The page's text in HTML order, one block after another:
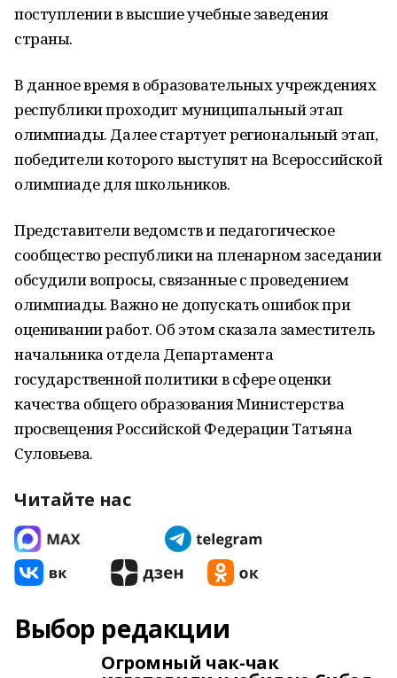
поступлении в высшие учебные заведения
страны.
В данное время в образовательных учреждениях
республики проходит муниципальный этап
олимпиады. Далее стартует региональный этап,
победители которого выступят на Всероссийской
олимпиаде для школьников.
Представители ведомств и педагогическое
сообщество республики на пленарном заседании
обсудили вопросы, связанные с проведением
олимпиады. Важно не допускать ошибок при
оценивании работ. Об этом сказала заместитель
начальника отдела Департамента
государственной политики в сфере оценки
качества общего образования Министерства
просвещения Российской Федерации Татьяна
Суловьева.
Читайте нас
Выбор редакции
Огромный чак-чак